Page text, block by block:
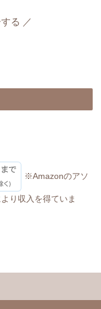
る
※Amazonのアソ
り収入を得ていま